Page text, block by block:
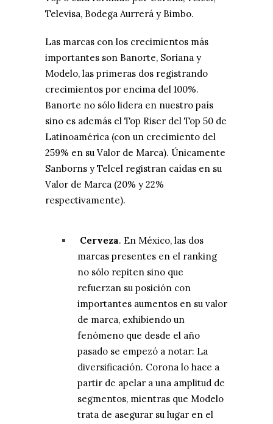
Televisa, Bodega Aurrerá y Bimbo.
Las marcas con los crecimientos más
importantes son Banorte, Soriana y
Modelo, las primeras dos registrando
crecimientos por encima del 100%.
Banorte no sólo lidera en nuestro país
sino es además el Top Riser del Top 50 de
Latinoamérica (con un crecimiento del
259% en su Valor de Marca). Únicamente
Sanborns y Telcel registran caídas en su
Valor de Marca (20% y 22%
respectivamente).
Cerveza. En México, las dos
marcas presentes en el ranking
no sólo repiten sino que
refuerzan su posición con
importantes aumentos en su valor
de marca, exhibiendo un
fenómeno que desde el año
pasado se empezó a notar: La
diversificación. Corona lo hace a
partir de apelar a una amplitud de
segmentos, mientras que Modelo
trata de asegurar su lugar en el